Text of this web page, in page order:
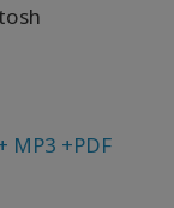
MP3 +PDF